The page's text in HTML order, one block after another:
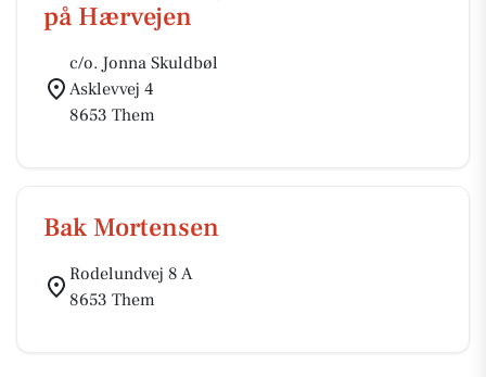
på Hærvejen
c/o. Jonna Skuldbøl
Asklevvej 4
8653 Them
Bak Mortensen
Rodelundvej 8 A
8653 Them